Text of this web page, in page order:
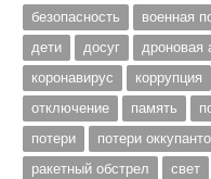
безопасность
военная
дети
досуг дроновая
коронавирус
коррупция
отключение
память
потери
потери
ракетный обстрел
свет